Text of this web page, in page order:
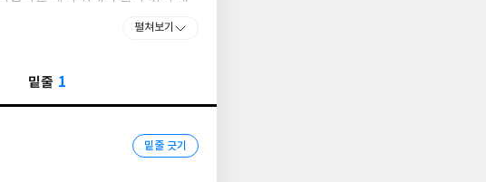
서 부모를 잃은 어린아이를 거두
써 내려간 이 이야기가, 어쩌면
가 되어 줄 것이다. 상처받은, 그럼
펼쳐보기
밑줄 1
밑줄 긋기